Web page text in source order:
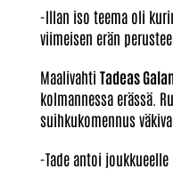
-Illan iso teema oli
viimeisen erän
Maalivahti Tadeas
kolmannessa erässä.
suihkukomennus
-Tade antoi